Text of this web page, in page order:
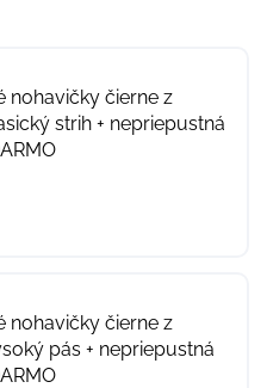
nohavičky čierne z
strih + nepriepustná
nohavičky čierne z
pás + nepriepustná